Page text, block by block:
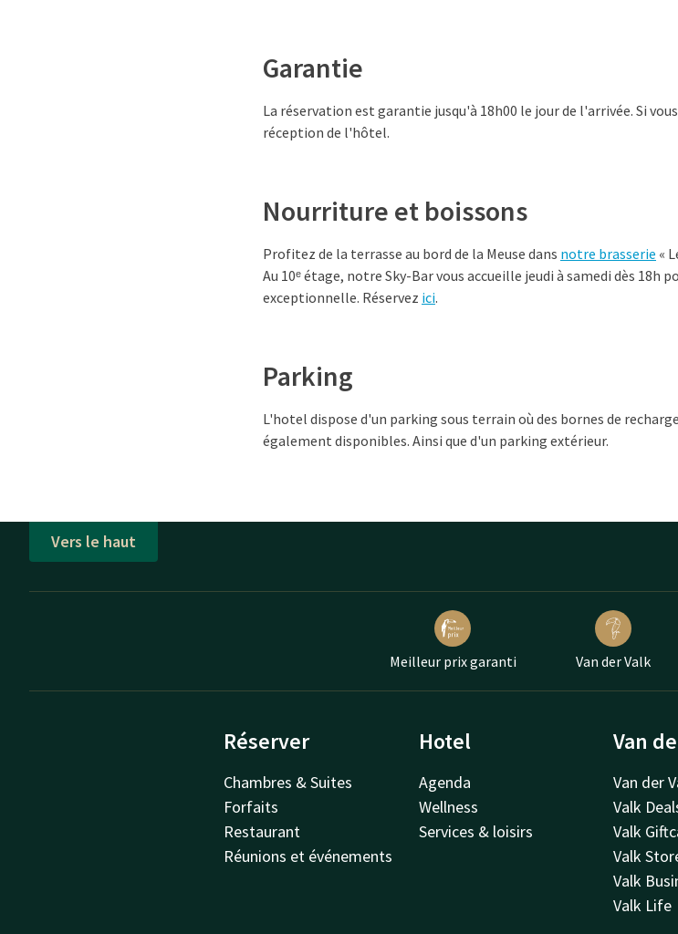
Garantie
La réservation est garantie jusqu'à 18h00 le jour de l'arrivée. Si
réception de l'hôtel.
Nourriture et boissons
Profitez de la terrasse au bord de la Meuse dans notre brasserie «
Au 10ᵉ étage, notre Sky-Bar vous accueille jeudi à samedi dès 18h
exceptionnelle. Réservez ici.
Parking
L'hotel dispose d'un parking sous terrain où des bornes de
également disponibles. Ainsi que d'un parking extérieur.
Vers le haut
Meilleur prix garanti Van der Valk
Réserver
Chambres & Suites
Forfaits
Restaurant
Réunions et événements
Hotel
Agenda
Wellness
Services & loisirs
Van
Van der
Valk
Valk
Valk
Valk
Valk Life